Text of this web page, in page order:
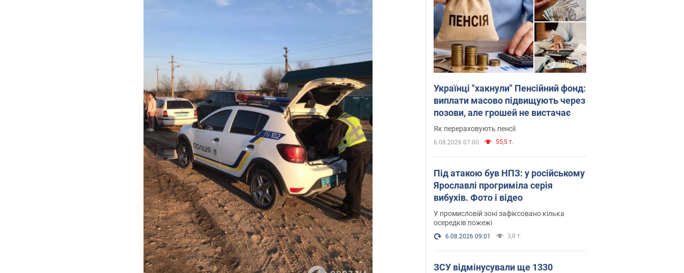
Українці "хакнули" Пенсійний фонд:
виплати масово підвищують через
позови, але грошей не вистачає
Як перераховують пенсії
6.08.2026 07:00 55,5 т.
Під атакою був НПЗ: у російському
Ярославлі прогриміла серія
вибухів. Фото і відео
У промисловій зоні зафіксовано кілька
осередків пожежі
6.08.2026 09:01 3,8 т.
ЗСУ відмінусували ще 1330